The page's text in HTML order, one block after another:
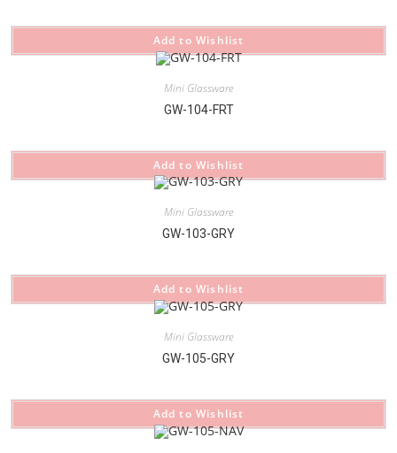
Add to Wishlist
Mini Glassware
GW-104-FRT
Add to Wishlist
Mini Glassware
GW-103-GRY
Add to Wishlist
Mini Glassware
GW-105-GRY
Add to Wishlist